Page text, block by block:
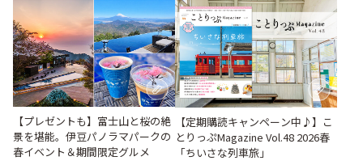
【プレゼントも】富士山と桜の絶
景を堪能。伊豆パノラマパークの
春イベント＆期間限定グルメ
【定期購読キャンペーン中♪】こ
とりっぷMagazine Vol.48 2026春
「ちいさな列車旅」